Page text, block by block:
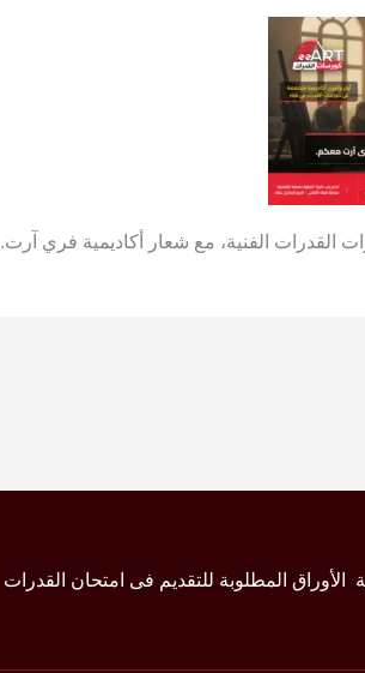
القدرات الفنية، مع شعار أكاديمية فري آرت.
الأوراق المطلوبة للتقديم فى امتحان القدرات